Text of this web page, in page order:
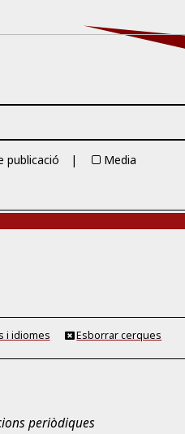
publicació Media
i idiomes Esborrar cerques
periòdiques